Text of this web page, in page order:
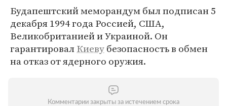
Будапештский меморандум был подписан 5
декабря 1994 года Россией, США,
Великобританией и Украиной. Он
гарантировалКиевубезопасность в обмен
на отказ от ядерного оружия.
Комментарии закрыты за истечением срока